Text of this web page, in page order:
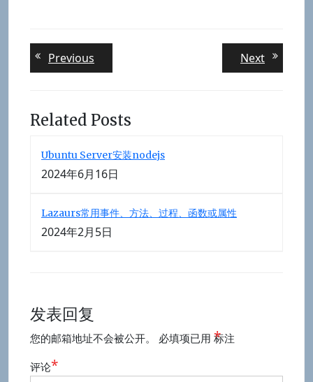
文
章
航
Previous
post:
NextNext
post:
Related Posts
Ubuntu Server安装nodejs
2024年6月16日
Lazaurs常用事件、方法、过程、函数或属性
2024年2月5日
发表回复
您的邮箱地址不会被公开。 必填项已用 *
标注
评论*